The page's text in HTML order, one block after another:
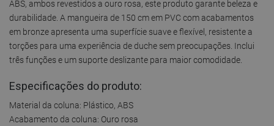
ABS, ambos revestidos a ouro rosa, este produto garante beleza e
durabilidade. A mangueira de 150 cm em PVC com acabamentos
em bronze apresenta uma superfície suave e flexível, resistente a
torções para uma experiência de duche sem preocupações. Inclui
três funções e um suporte deslizante para maior comodidade.
Especificações do produto:
Material da coluna: Plástico, ABS
Acabamento da coluna: Ouro rosa